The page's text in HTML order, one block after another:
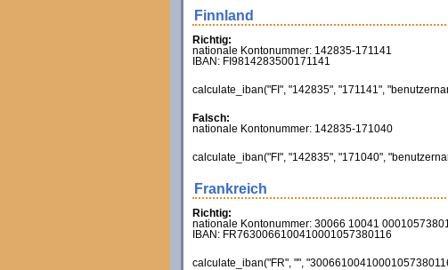
Finnland
Richtig:
nationale Kontonummer: 142835-171141
IBAN: FI9814283500171141
calculate_iban("FI", "142835", "171141",
Falsch:
nationale Kontonummer: 142835-171040
calculate_iban("FI", "142835", "171040",
Frankreich
Richtig:
nationale Kontonummer: 30066 10041
IBAN: FR7630066100410001057380116
calculate_iban("FR", "",